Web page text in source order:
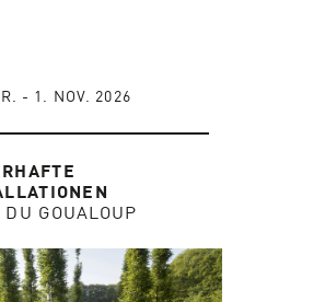
- 1. NOV. 2026
DU GOUALOUP